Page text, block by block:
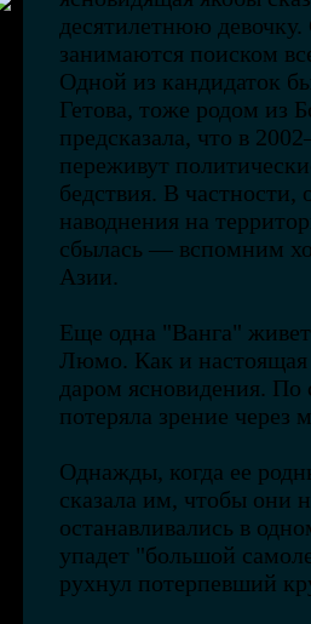
десятилетнюю
занимаются поиском
Одной из кандидаток
Гетова, тоже родом из
предсказала, что в
переживут
бедствия. В частности,
наводнения на
сбылась — вспомним
Азии.
Еще одна "Ванга"
Люмо. Как и настоящая
даром ясновидения.
потеряла зрение
Однажды, когда ее
сказала им, чтобы они
останавливались в
упадет "большой
рухнул потерпевший